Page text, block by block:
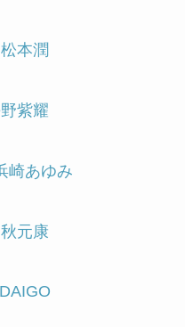
松本潤
紫耀
崎あゆみ
秋元康
DAIGO